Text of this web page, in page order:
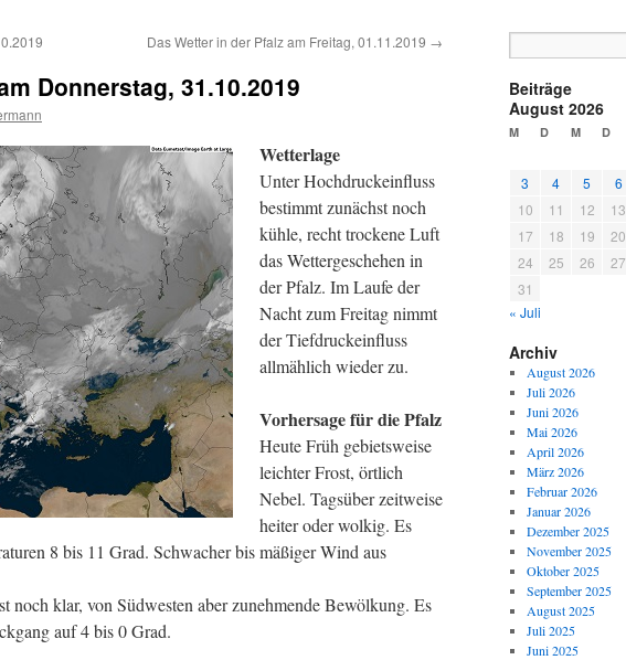
Das Wetter in der Pfalz am Freitag, 01.11.2019 →
Donnerstag, 31.10.2019
Wetterlage
Unter Hochdruckeinfluss
bestimmt zunächst noch
kühle, recht trockene Luft
das Wettergeschehen in
der Pfalz. Im Laufe der
Nacht zum Freitag nimmt
der Tiefdruckeinfluss
allmählich wieder zu.
Vorhersage für die Pfalz
Heute Früh gebietsweise
leichter Frost, örtlich
Nebel. Tagsüber zeitweise
heiter oder wolkig. Es
8 bis 11 Grad. Schwacher bis mäßiger Wind aus
noch klar, von Südwesten aber zunehmende Bewölkung. Es
auf 4 bis 0 Grad.
Beiträge
August 2026
M D M D
3
4 5 6
10
11 12 13
17
18 19 20
24
25 26 27
31
« Juli
Archiv
August 2026
Juli 2026
Juni 2026
Mai 2026
April 2026
März 2026
Februar 2026
Januar 2026
Dezember 2025
November 2025
Oktober 2025
September 2025
August 2025
Juli 2025
Juni 2025